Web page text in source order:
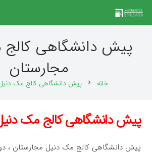
پیش دانشگاهی
مجارستان
خانه chevron_right پیش دانشگاهی کالج مک
پیش دانشگاهی کالج مک
پیش دانشگاهی کالج مک دنیل مجارستان ،